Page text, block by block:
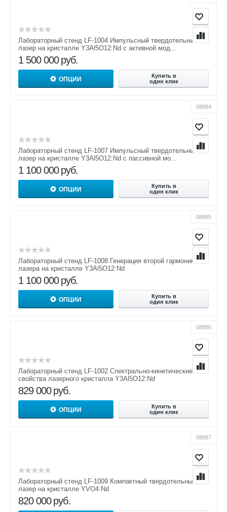
Лабораторный стенд LF-1004 Импульсный твердотельный
лазер на кристалле Y3Al5O12:Nd с активной мод...
1 500 000 руб.
ОПЦИИ
Купить в
один клик
08984
Лабораторный стенд LF-1007 Импульсный твердотельный
лазер на кристалле Y3Al5O12:Nd с пассивной мо...
1 100 000 руб.
ОПЦИИ
Купить в
один клик
08985
Лабораторный стенд LF-1008 Генерация второй гармоники
лазера на кристалле Y3Al5O12:Nd
1 100 000 руб.
ОПЦИИ
Купить в
один клик
08986
Лабораторный стенд LF-1002 Спектрально-кинетические
свойства лазерного кристалла Y3Al5O12:Nd
829 000 руб.
ОПЦИИ
Купить в
один клик
08987
Лабораторный стенд LF-1009 Компактный твердотельный
лазер на кристалле YVO4:Nd
820 000 руб.